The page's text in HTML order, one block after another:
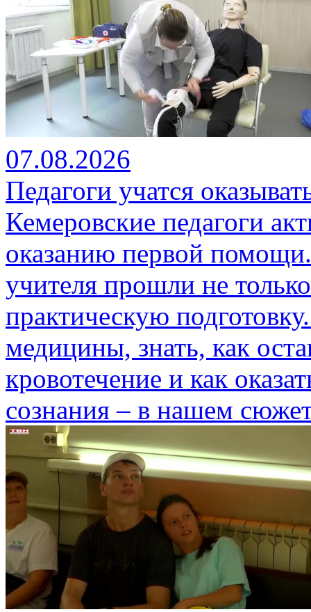
07.08.2026
Педагоги учатся
Кемеровские педагоги
оказанию первой
учителя прошли не
практическую
медицины, знать, как
кровотечение и как
сознания – в нашем